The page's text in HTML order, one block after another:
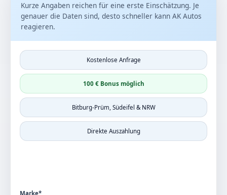
Kurze Angaben reichen für eine erste Einschätzung. Je
genauer die Daten sind, desto schneller kann AK Autos
reagieren.
Kostenlose Anfrage
100 € Bonus möglich
Bitburg-Prüm, Südeifel & NRW
Direkte Auszahlung
Marke*